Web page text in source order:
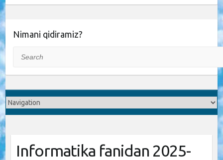
Nimani qidiramiz?
Informatika fanidan 2025-